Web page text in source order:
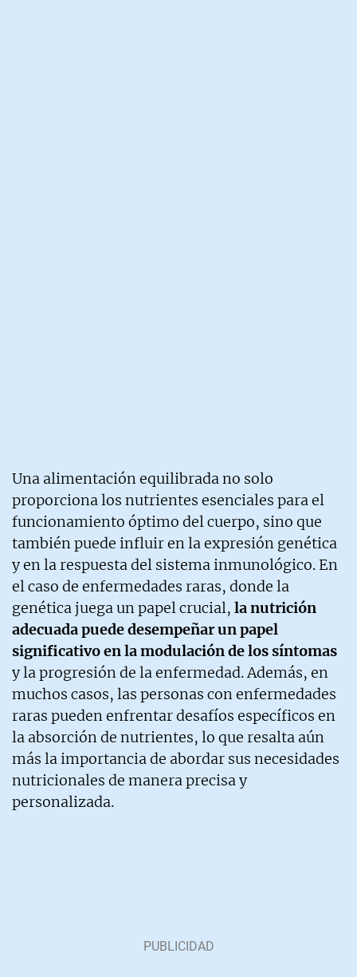
Una alimentación equilibrada no solo
proporciona los nutrientes esenciales para el
funcionamiento óptimo del cuerpo, sino que
también puede influir en la expresión genética
y en la respuesta del sistema inmunológico. En
el caso de enfermedades raras, donde la
genética juega un papel crucial, la nutrición
adecuada puede desempeñar un papel
significativo en la modulación de los síntomas
y la progresión de la enfermedad. Además, en
muchos casos, las personas con enfermedades
raras pueden enfrentar desafíos específicos en
la absorción de nutrientes, lo que resalta aún
más la importancia de abordar sus necesidades
nutricionales de manera precisa y
personalizada.